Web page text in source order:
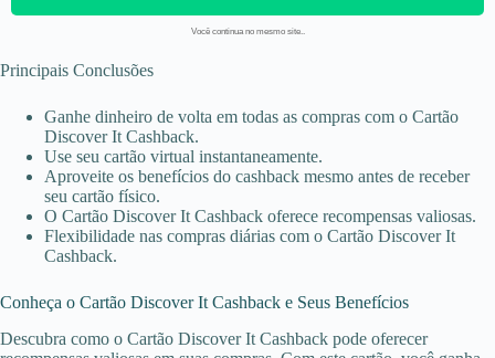
Você continua no mesmo site..
Principais Conclusões
Ganhe dinheiro de volta em todas as compras com o Cartão
Discover It Cashback.
Use seu cartão virtual instantaneamente.
Aproveite os benefícios do cashback mesmo antes de receber
seu cartão físico.
O Cartão Discover It Cashback oferece recompensas valiosas.
Flexibilidade nas compras diárias com o Cartão Discover It
Cashback.
Conheça o Cartão Discover It Cashback e Seus Benefícios
Descubra como o Cartão Discover It Cashback pode oferecer